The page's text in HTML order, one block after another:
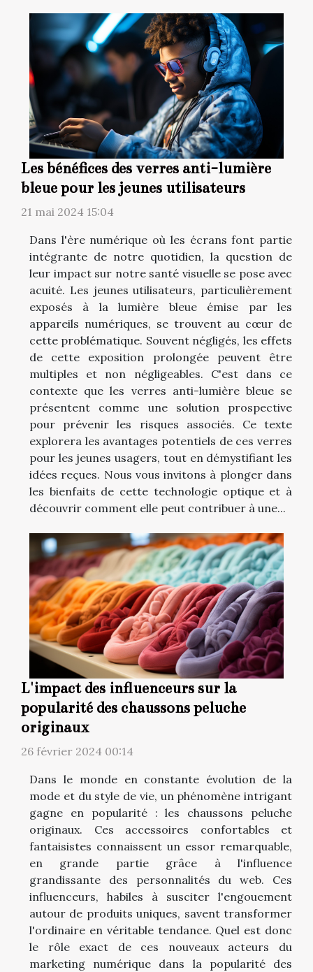
Les bénéfices des verres anti-lumière
bleue pour les jeunes utilisateurs
21 mai 2024 15:04
Dans l'ère numérique où les écrans font partie
intégrante de notre quotidien, la question de
leur impact sur notre santé visuelle se pose avec
acuité. Les jeunes utilisateurs, particulièrement
exposés à la lumière bleue émise par les
appareils numériques, se trouvent au cœur de
cette problématique. Souvent négligés, les effets
de cette exposition prolongée peuvent être
multiples et non négligeables. C'est dans ce
contexte que les verres anti-lumière bleue se
présentent comme une solution prospective
pour prévenir les risques associés. Ce texte
explorera les avantages potentiels de ces verres
pour les jeunes usagers, tout en démystifiant les
idées reçues. Nous vous invitons à plonger dans
les bienfaits de cette technologie optique et à
découvrir comment elle peut contribuer à une...
L'impact des influenceurs sur la
popularité des chaussons peluche
originaux
26 février 2024 00:14
Dans le monde en constante évolution de la
mode et du style de vie, un phénomène intrigant
gagne en popularité : les chaussons peluche
originaux. Ces accessoires confortables et
fantaisistes connaissent un essor remarquable,
en grande partie grâce à l'influence
grandissante des personnalités du web. Ces
influenceurs, habiles à susciter l'engouement
autour de produits uniques, savent transformer
l'ordinaire en véritable tendance. Quel est donc
le rôle exact de ces nouveaux acteurs du
marketing numérique dans la popularité des